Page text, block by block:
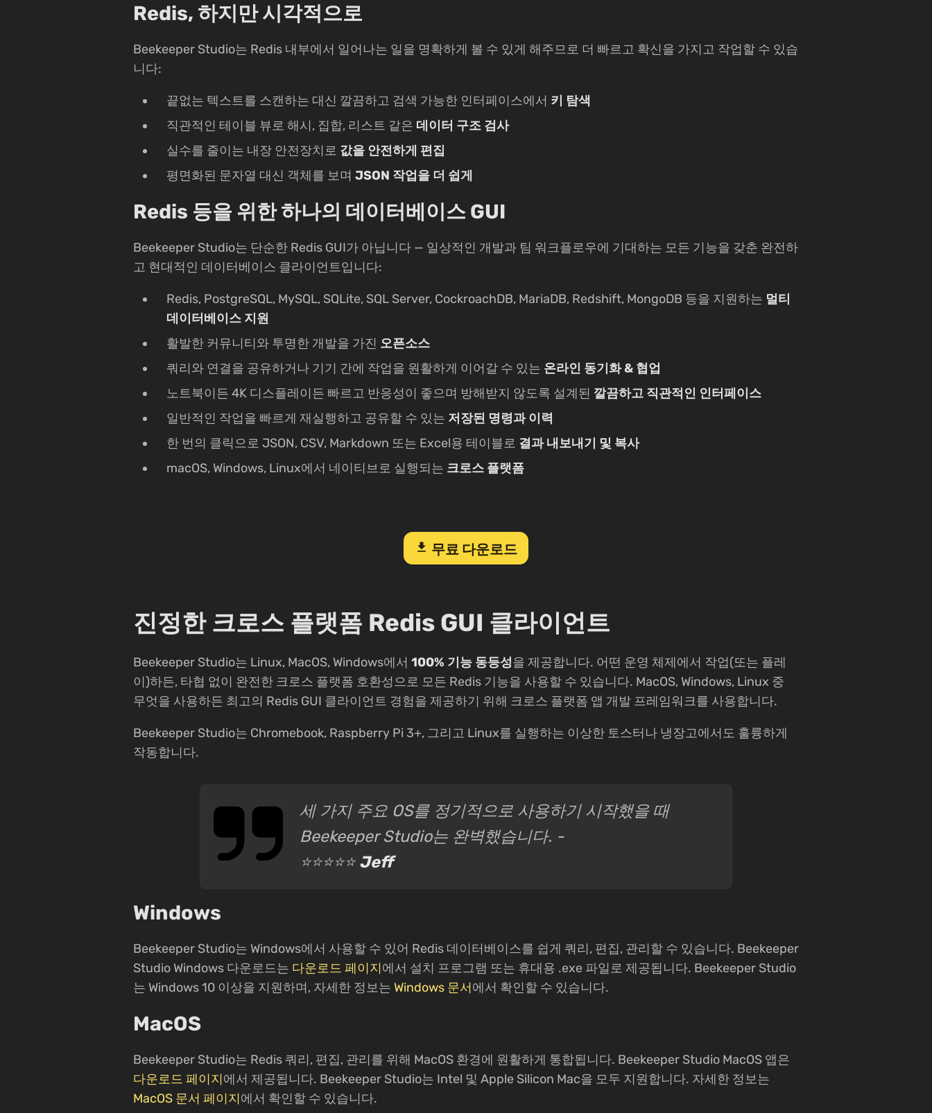
Redis, 하지만 시각적으로
Beekeeper Studio는 Redis 내부에서 일어나는 일을 명확하게 볼 수 있게 해주므로 더 빠르고 확신을 가지고 작업할 수 있습
니다:
끝없는 텍스트를 스캔하는 대신 깔끔하고 검색 가능한 인터페이스에서 키 탐색
직관적인 테이블 뷰로 해시, 집합, 리스트 같은 데이터 구조 검사
실수를 줄이는 내장 안전장치로 값을 안전하게 편집
평면화된 문자열 대신 객체를 보며 JSON 작업을 더 쉽게
Redis 등을 위한 하나의 데이터베이스 GUI
Beekeeper Studio는 단순한 Redis GUI가 아닙니다 — 일상적인 개발과 팀 워크플로우에 기대하는 모든 기능을 갖춘 완전하
고 현대적인 데이터베이스 클라이언트입니다:
Redis, PostgreSQL, MySQL, SQLite, SQL Server, CockroachDB, MariaDB, Redshift, MongoDB 등을 지원하는 멀티
데이터베이스 지원
활발한 커뮤니티와 투명한 개발을 가진 오픈소스
쿼리와 연결을 공유하거나 기기 간에 작업을 원활하게 이어갈 수 있는 온라인 동기화 & 협업
노트북이든 4K 디스플레이든 빠르고 반응성이 좋으며 방해받지 않도록 설계된 깔끔하고 직관적인 인터페이스
일반적인 작업을 빠르게 재실행하고 공유할 수 있는 저장된 명령과 이력
한 번의 클릭으로 JSON, CSV, Markdown 또는 Excel용 테이블로 결과 내보내기 및 복사
macOS, Windows, Linux에서 네이티브로 실행되는 크로스 플랫폼
download 무료 다운로드
진정한 크로스 플랫폼 Redis GUI 클라이언트
Beekeeper Studio는 Linux, MacOS, Windows에서 100% 기능 동등성을 제공합니다. 어떤 운영 체제에서 작업(또는 플레
이)하든, 타협 없이 완전한 크로스 플랫폼 호환성으로 모든 Redis 기능을 사용할 수 있습니다. MacOS, Windows, Linux 중
무엇을 사용하든 최고의 Redis GUI 클라이언트 경험을 제공하기 위해 크로스 플랫폼 앱 개발 프레임워크를 사용합니다.
Beekeeper Studio는 Chromebook, Raspberry Pi 3+, 그리고 Linux를 실행하는 이상한 토스터나 냉장고에서도 훌륭하게
작동합니다.
세 가지 주요 OS를 정기적으로 사용하기 시작했을 때
Beekeeper Studio는 완벽했습니다. -
⭐⭐⭐⭐⭐ Jeff
Windows
Beekeeper Studio는 Windows에서 사용할 수 있어 Redis 데이터베이스를 쉽게 쿼리, 편집, 관리할 수 있습니다. Beekeeper
Studio Windows 다운로드는 다운로드 페이지에서 설치 프로그램 또는 휴대용 .exe 파일로 제공됩니다. Beekeeper Studio
는 Windows 10 이상을 지원하며, 자세한 정보는 Windows 문서에서 확인할 수 있습니다.
MacOS
Beekeeper Studio는 Redis 쿼리, 편집, 관리를 위해 MacOS 환경에 원활하게 통합됩니다. Beekeeper Studio MacOS 앱은
다운로드 페이지에서 제공됩니다. Beekeeper Studio는 Intel 및 Apple Silicon Mac을 모두 지원합니다. 자세한 정보는
MacOS 문서 페이지에서 확인할 수 있습니다.